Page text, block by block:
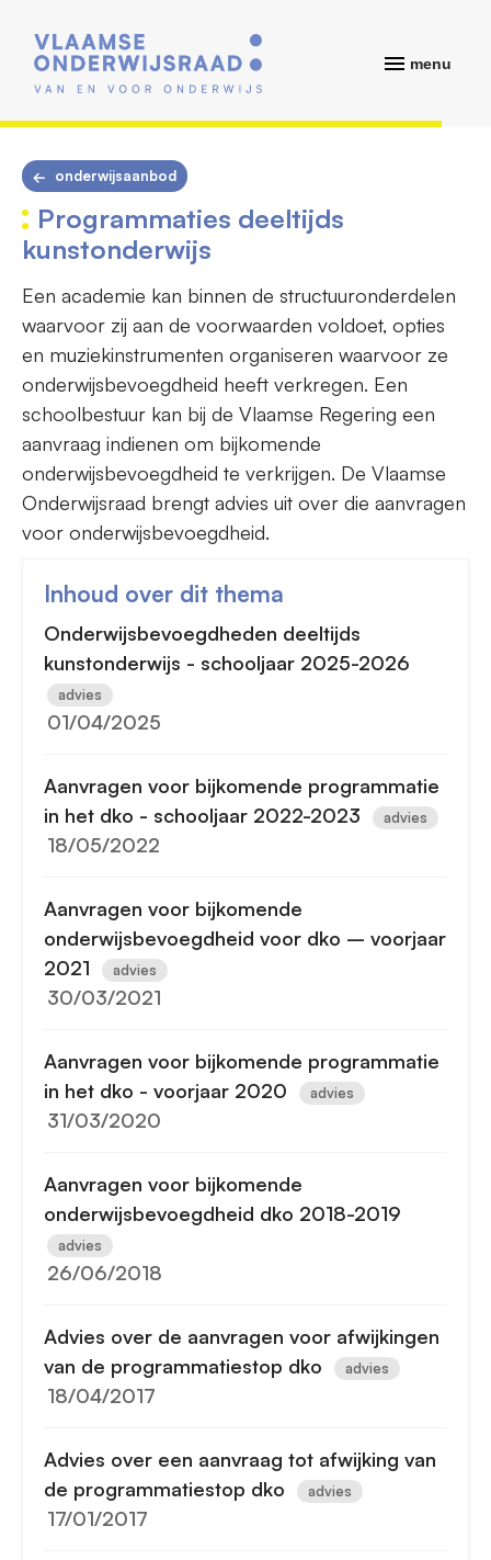
menu
onderwijsaanbod
Programmaties deeltijds
kunstonderwijs
Een academie kan binnen de structuuronderdelen
waarvoor zij aan de voorwaarden voldoet, opties
en muziekinstrumenten organiseren waarvoor ze
onderwijsbevoegdheid heeft verkregen. Een
schoolbestuur kan bij de Vlaamse Regering een
aanvraag indienen om bijkomende
onderwijsbevoegdheid te verkrijgen. De Vlaamse
Onderwijsraad brengt advies uit over die aanvragen
voor onderwijsbevoegdheid.
Inhoud over dit thema
Onderwijsbevoegdheden deeltijds
kunstonderwijs - schooljaar 2025-2026
advies
01/04/2025
Aanvragen voor bijkomende programmatie
in het dko - schooljaar 2022-2023
advies
18/05/2022
Aanvragen voor bijkomende
onderwijsbevoegdheid voor dko – voorjaar
2021
advies
30/03/2021
Aanvragen voor bijkomende programmatie
in het dko - voorjaar 2020
advies
31/03/2020
Aanvragen voor bijkomende
onderwijsbevoegdheid dko 2018-2019
advies
26/06/2018
Advies over de aanvragen voor afwijkingen
van de programmatiestop dko
advies
18/04/2017
Advies over een aanvraag tot afwijking van
de programmatiestop dko
advies
17/01/2017